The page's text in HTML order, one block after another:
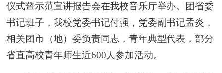
仪式暨示范宣讲报告会在我校音乐厅举办。团省委
书记班子，我校党委书记付强，党委副书记孟炎，
相关团市（地）委负责同志，青年典型代表，部分
省直高校青年师生近600人参加活动。